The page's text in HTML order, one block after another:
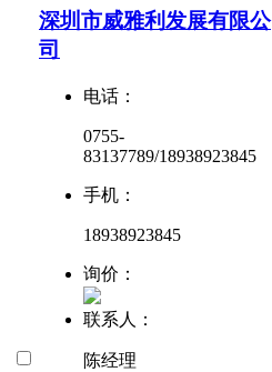
深圳市威雅利发展有限公
司
电话：
0755-
83137789/18938923845
手机：
18938923845
询价：
联系人：
陈经理